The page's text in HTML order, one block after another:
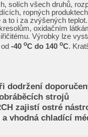
solích všech druhů,
ropných
to i za zvýšených teplot.
oxidačním
Výrobky lze
-40 oC do 140 oC.
dodržení
strojů
zajistí ostré
vhodná chladící